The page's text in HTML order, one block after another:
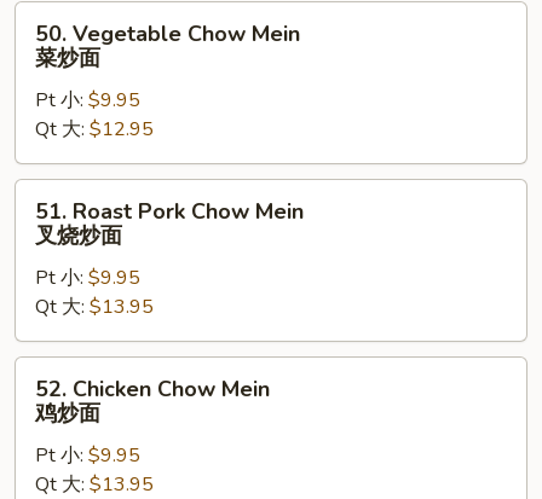
50.
Vegetable
Chow
Mein
炒
面
50. Vegetable Chow Mein
菜炒面
Pt 小: $9.95
Qt 大: $12.95
51.
Roast
Pork
Chow
Mein
叉
烧
51. Roast Pork Chow Mein
叉烧炒面
Pt 小: $9.95
Qt 大: $13.95
52.
Chicken
Chow
Mein
52. Chicken Chow Mein
鸡炒面
Pt 小: $9.95
Qt 大: $13.95